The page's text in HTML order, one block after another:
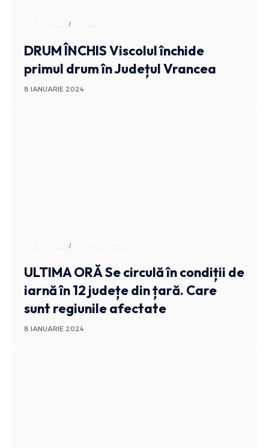
NATIONAL
DRUM ÎNCHISViscolul închide
primul drum în Județul Vrancea
8 IANUARIE 2024
NATIONAL
ULTIMA ORĂSe circulă în condiții de
iarnă în 12 județe din țară. Care
sunt regiunile afectate
8 IANUARIE 2024